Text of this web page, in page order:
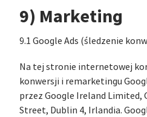
9) Marketing
9.1 Google Ads (śledzenie
Na tej stronie internetowej
konwersji i remarketingu
przez Google Ireland Limited,
Street, Dublin 4, Irlandia.